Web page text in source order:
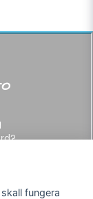
fungera